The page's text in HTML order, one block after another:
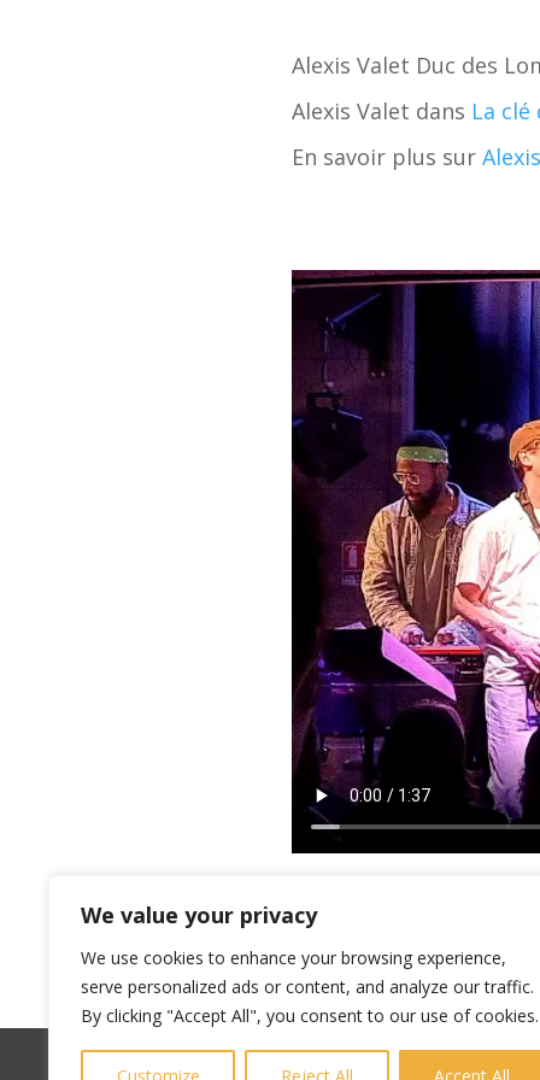
We value your privacy
We use cookies to enhance your browsing experience,
serve personalized ads or content, and analyze our traffic.
By clicking "Accept All", you consent to our use of cookies.
Alexis Valet Duc des
Alexis Valet dans La clé
En savoir plus sur